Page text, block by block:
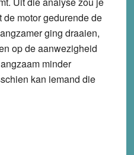
motor gedurende de
ging draaien,
op de aanwezigheid
minder
kan iemand die